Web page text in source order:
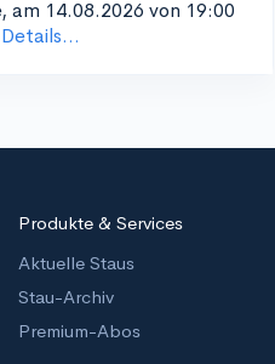
am 14.08.2026 von 19:00
Details...
Produkte & Services
Aktuelle Staus
Stau-Archiv
Premium-Abos